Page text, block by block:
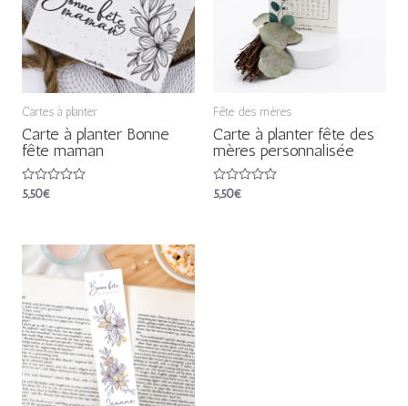
Cartes à planter
Carte à planter Bonne
fête maman
Note
5,50€
Fête des mères
Carte à planter fête des
mères personnalisée
Note
5,50€